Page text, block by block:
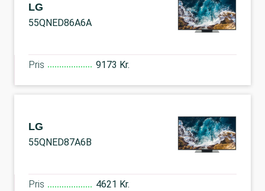
LG
55QNED86A6A
Pris 9173 Kr.
LG
55QNED87A6B
Pris 4621 Kr.